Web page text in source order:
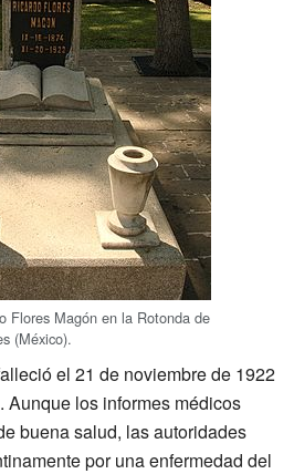
Flores Magón en la Rotonda de
(México).
el 21 de noviembre de 1922
Aunque los informes médicos
buena salud, las autoridades
por una enfermedad del